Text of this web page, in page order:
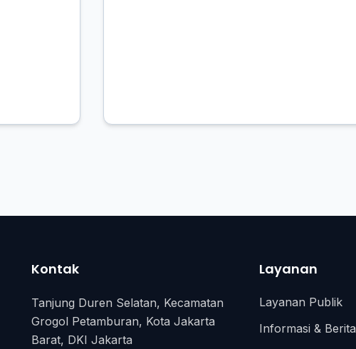
Kontak
Tanjung Duren Selatan, Kecamatan
Grogol Petamburan, Kota Jakarta
Barat, DKI Jakarta
Layanan
Layanan Publik
Informasi & Berita